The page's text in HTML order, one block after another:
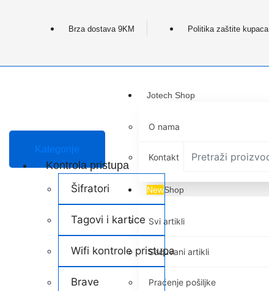
Brza dostava 9KM Politika zaštite kupaca
Jotech Shop
O nama
Kontakt
NewShop
Svi artikli
Sačuvani artikli
Praćenje pošiljke
Kategorije
Kontrola pristupa
Šifratori
Tagovi i kartice
Wifi kontrole pristupa
Brave